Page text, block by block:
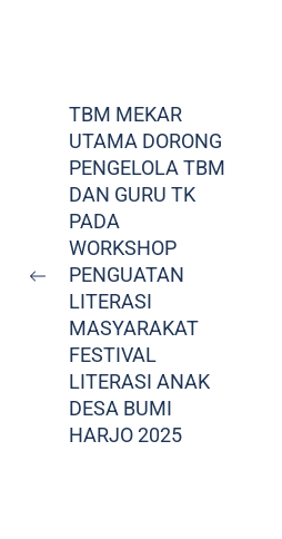
TBM MEKAR
UTAMA DORONG
PENGELOLA TBM
DAN GURU TK
PADA
WORKSHOP
PENGUATAN
LITERASI
MASYARAKAT
FESTIVAL
LITERASI ANAK
DESA BUMI
HARJO 2025